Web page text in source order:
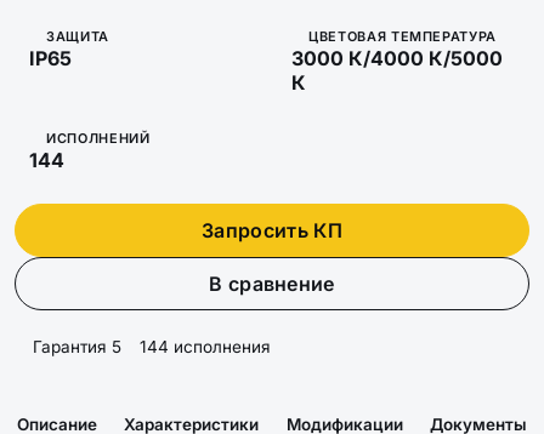
ЗАЩИТА
IP65
ЦВЕТОВАЯ ТЕМПЕРАТУРА
3000 К/4000 К/5000
К
ИСПОЛНЕНИЙ
144
Запросить КП
В сравнение
Гарантия 5 144 исполнения
Описание Характеристики Модификации Документы